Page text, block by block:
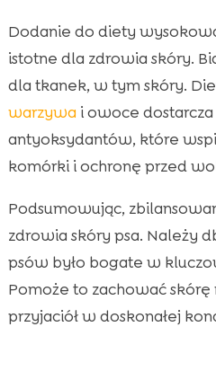
Dodanie do diety
istotne dla zdrowia skóry.
dla tkanek, w tym skóry.
warzywa i owoce
antyoksydantów, które
komórki i ochronę przed
Podsumowując,
zdrowia skóry psa. Należy
psów było bogate w
Pomoże to zachować skórę
przyjaciół w doskonałej